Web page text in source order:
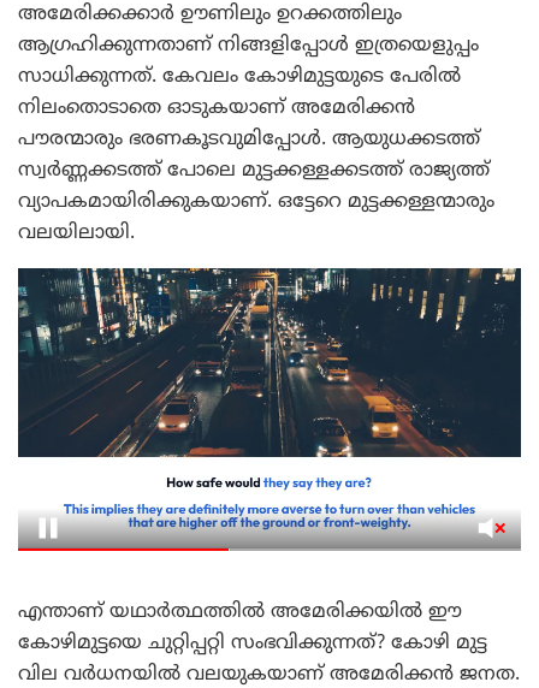
അമേരിക്കക്കാർ ഊണിലും ഉറക്കത്തിലും
ആഗ്രഹിക്കുന്നതാണ് നിങ്ങളിപ്പോൾ ഇത്രയെളുപ്പം
സാധിക്കുന്നത്. കേവലം കോഴിമുട്ടയുടെ പേരിൽ
നിലംതൊടാതെ ഓടുകയാണ് അമേരിക്കൻ
പൗരന്മാരും ഭരണകൂടവുമിപ്പോൾ. ആയുധക്കടത്ത്
സ്വർണ്ണക്കടത്ത് പോലെ മുട്ടക്കള്ളക്കടത്ത് രാജ്യത്ത്
വ്യാപകമായിരിക്കുകയാണ്. ഒട്ടേറെ മുട്ടക്കള്ളന്മാരും
വലയിലായി.
എന്താണ് യഥാർത്ഥത്തിൽ അമേരിക്കയിൽ ഈ
കോഴിമുട്ടയെ ചുറ്റിപ്പറ്റി സംഭവിക്കുന്നത്? കോഴി മുട്ട
വില വർധനയിൽ വലയുകയാണ് അമേരിക്കൻ ജനത.